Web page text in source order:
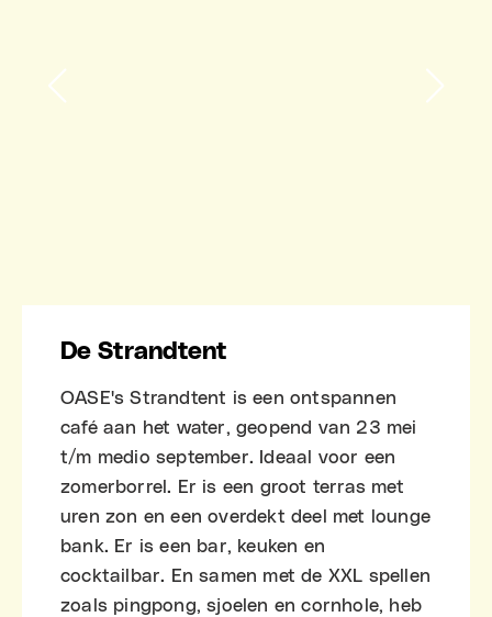
De Strandtent
OASE's Strandtent is een ontspannen
café aan het water, geopend van 23 mei
t/m medio september. Ideaal voor een
zomerborrel. Er is een groot terras met
uren zon en een overdekt deel met lounge
bank. Er is een bar, keuken en
cocktailbar. En samen met de XXL spellen
zoals pingpong, sjoelen en cornhole, heb